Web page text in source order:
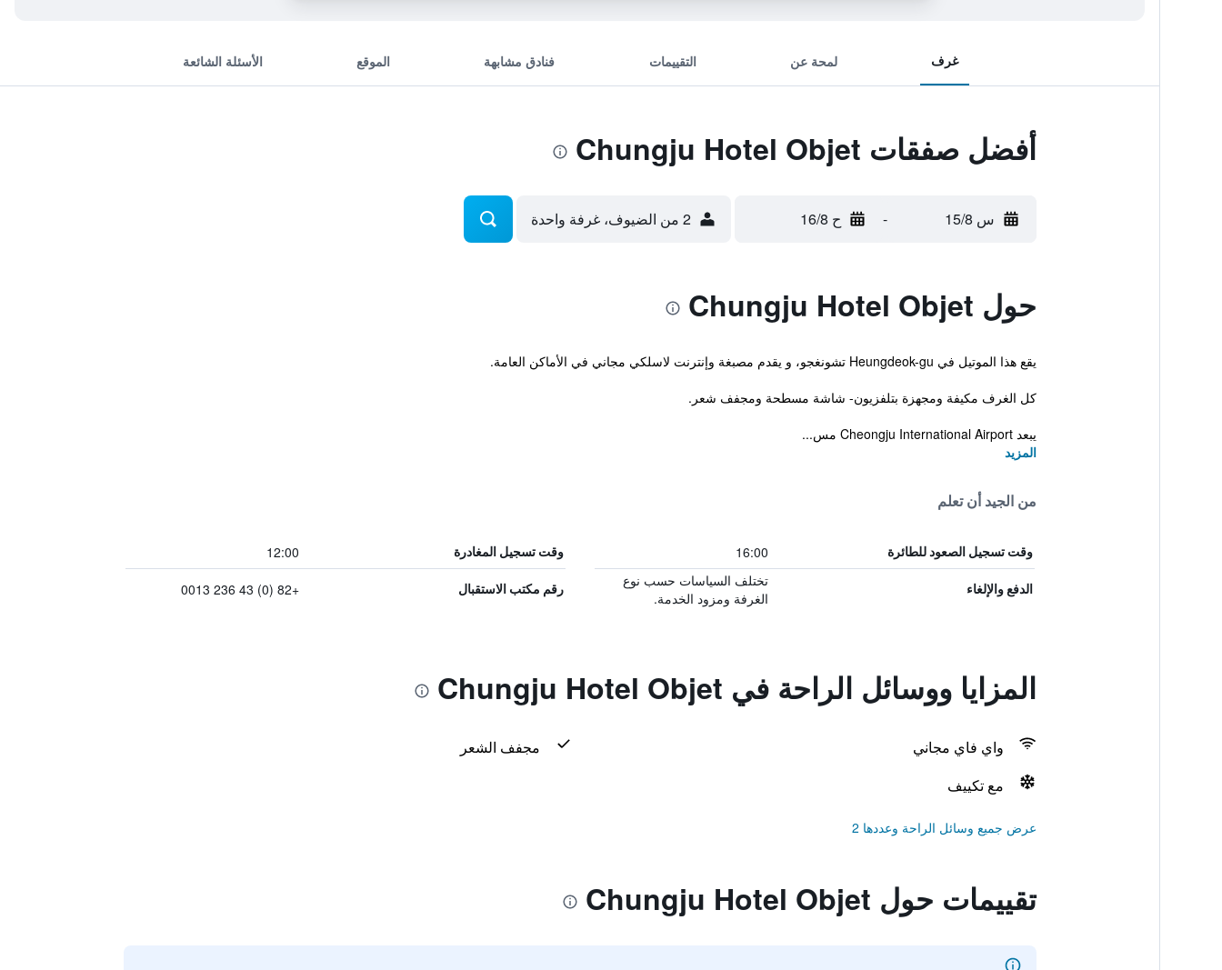
غرف لمحة عن التقييمات فنادق مشابهة الموقع الأسئلة الشائعة
أفضل صفقات Chungju Hotel Objet
س 15/8 - ح 16/8 2 من الضيوف، غرفة واحدة
حول Chungju Hotel Objet
يقع هذا الموتيل في Heungdeok-gu تشونغجو، و يقدم مصبغة وإنترنت لاسلكي مجاني في الأماكن العامة.
كل الغرف مكيفة ومجهزة بتلفزيون- شاشة مسطحة ومجفف شعر.
يبعد Cheongju International Airport مس...
المزيد
من الجيد أن تعلم
وقت تسجيل الصعود للطائرة 16:00 وقت تسجيل المغادرة 12:00
الدفع والإلغاء
تختلف السياسات حسب نوع
الغرفة ومزود الخدمة.
رقم مكتب الاستقبال +82 (0) 43 236 0013
المزايا ووسائل الراحة في Chungju Hotel Objet
واي فاي مجاني
مجفف الشعر
مع تكييف
عرض جميع وسائل الراحة وعددها 2
تقييمات حول Chungju Hotel Objet